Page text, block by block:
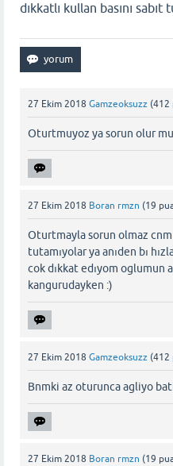
dıkkatlı kullan basını
27 Ekim 2018 Gamzeoksuzz (412
Oturtmuyoz ya sorun olur mu
27 Ekim 2018 Boran rmzn (19
Oturtmayla sorun olmaz cnm
tutamıyolar ya anıden bı
cok dıkkat edıyom oglumun
kangurudayken :)
27 Ekim 2018 Gamzeoksuzz (412
Bnmki az oturunca agliyo
27 Ekim 2018 Boran rmzn (19